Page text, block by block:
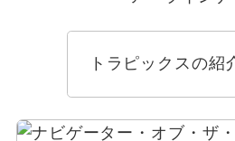
トラピックスの紹